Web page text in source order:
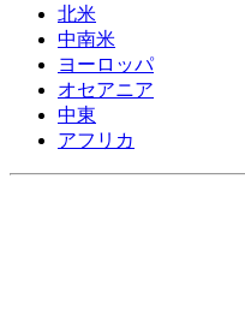
北米
中南米
ヨーロッパ
オセアニア
中東
アフリカ